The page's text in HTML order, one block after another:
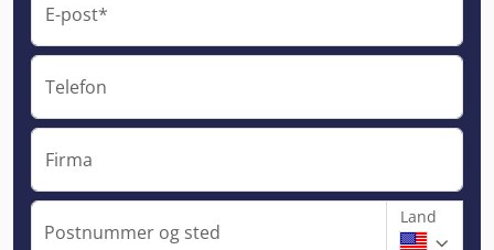
E-post*
Telefon
Firma
Postnummer og sted
Land